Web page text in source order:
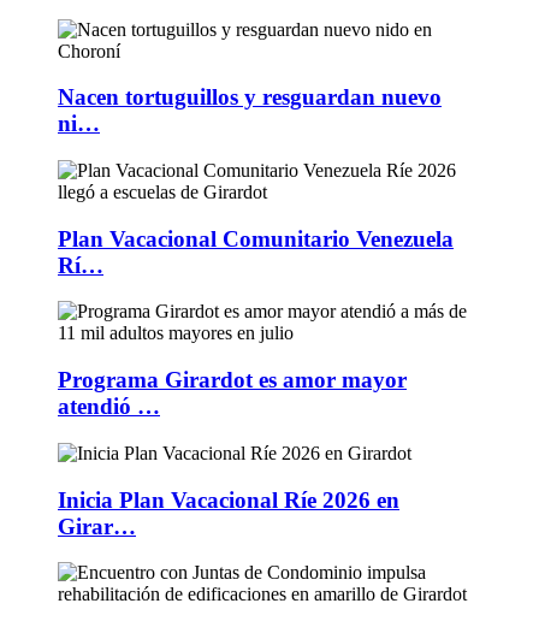
Nacen tortuguillos y resguardan nuevo
ni…
Plan Vacacional Comunitario Venezuela
Rí…
Programa Girardot es amor mayor
atendió …
Inicia Plan Vacacional Ríe 2026 en
Girar…